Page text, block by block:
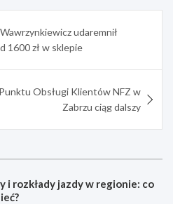
udaremnił
1600 zł w sklepie
Obsługi Klientów NFZ w
Zabrzu ciąg dalszy
i rozkłady jazdy w regionie: co